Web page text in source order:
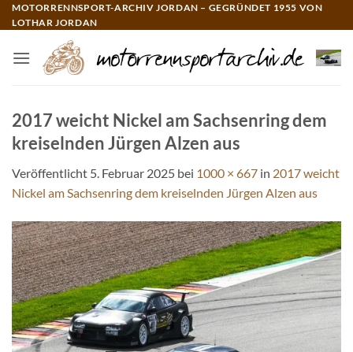
Zum
Inhalt
MOTORRENNSPORT-ARCHIV JORDAN – GEGRÜNDET 1955 VON
LOTHAR JORDAN
2017 weicht Nickel am Sachsenring dem
kreiselnden Jürgen Alzen aus
Veröffentlicht 5. Februar 2025 bei 1000 × 667 in 2017 weicht
Nickel am Sachsenring dem kreiselnden Jürgen Alzen aus